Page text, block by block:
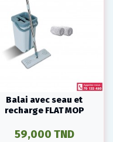
Balai avec seau et
recharge FLAT MOP
59,000 TND